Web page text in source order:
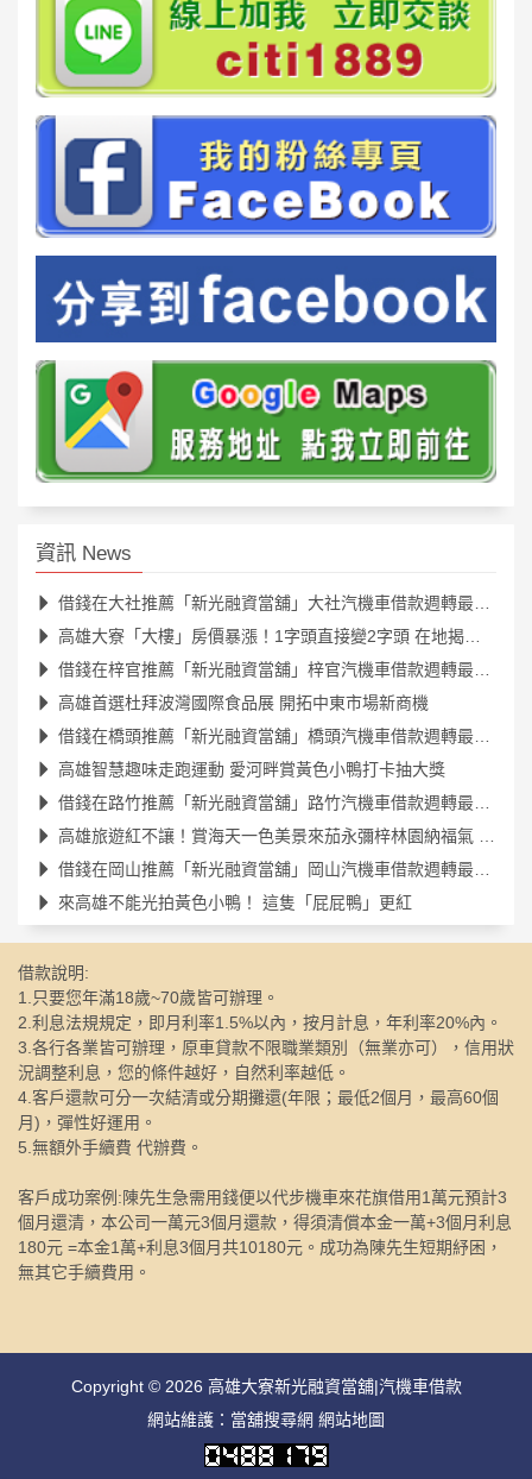
資訊 News
借錢在大社推薦「新光融資當舖」大社汽機車借款週轉最便利！
高雄大寮「大樓」房價暴漲！1字頭直接變2字頭 在地揭主因：其實很親民
借錢在梓官推薦「新光融資當舖」梓官汽機車借款週轉最便利！
高雄首選杜拜波灣國際食品展 開拓中東市場新商機
借錢在橋頭推薦「新光融資當舖」橋頭汽機車借款週轉最便利！
高雄智慧趣味走跑運動 愛河畔賞黃色小鴨打卡抽大獎
借錢在路竹推薦「新光融資當舖」路竹汽機車借款週轉最便利！
高雄旅遊紅不讓！賞海天一色美景來茄永彌梓林園納福氣 大啖無敵海鮮
借錢在岡山推薦「新光融資當舖」岡山汽機車借款週轉最便利！
來高雄不能光拍黃色小鴨！ 這隻「屁屁鴨」更紅
借款說明:
1.只要您年滿18歲~70歲皆可辦理。
2.利息法規規定，即月利率1.5%以內，按月計息，年利率20%內。
3.各行各業皆可辦理，原車貸款不限職業類別（無業亦可），信用狀
況調整利息，您的條件越好，自然利率越低。
4.客戶還款可分一次結清或分期攤還(年限；最低2個月，最高60個
月)，彈性好運用。
5.無額外手續費 代辦費。
客戶成功案例:陳先生急需用錢便以代步機車來花旗借用1萬元預計3
個月還清，本公司一萬元3個月還款，得須清償本金一萬+3個月利息
180元 =本金1萬+利息3個月共10180元。成功為陳先生短期紓困，
無其它手續費用。
Copyright © 2026 高雄大寮新光融資當舖|汽機車借款
網站維護： 當舖搜尋網 網站地圖